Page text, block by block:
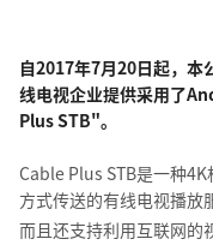
自2017年7月20日起，本
线电视企业提供采用了
Plus STB"。
Cable Plus STB是一种
方式传送的有线电视播放
而且还支持利用互联网的